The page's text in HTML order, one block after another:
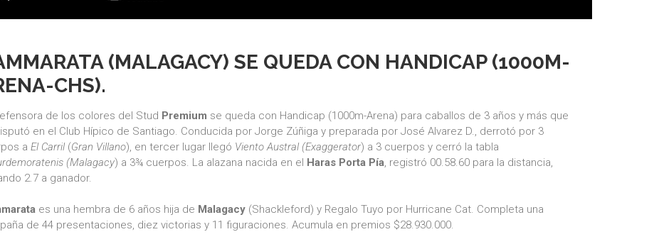
(MALAGACY) SE QUEDA CON HANDICAP (1000M-
CHS).
de los colores del Stud Premium se queda con Handicap (1000m-Arena) para caballos de 3 años y más que
en el Club Hípico de Santiago. Conducida por Jorge Zúñiga y preparada por José Alvarez D., derrotó por 3
a El Carril(Gran Villano), en tercer lugar llegó Viento Austral (Exaggerator) a 3 cuerpos y cerró la tabla
(Malagacy) a 3¾ cuerpos. La alazana nacida en el Haras Porta Pía, registró 00.58.60 para la distancia,
2.7 a ganador.
es una hembra de 6 años hija de Malagacy(Shackleford) y Regalo Tuyo por Hurricane Cat. Completa una
de 44 presentaciones, diez victorias y 11 figuraciones. Acumula en premios $28.930.000.